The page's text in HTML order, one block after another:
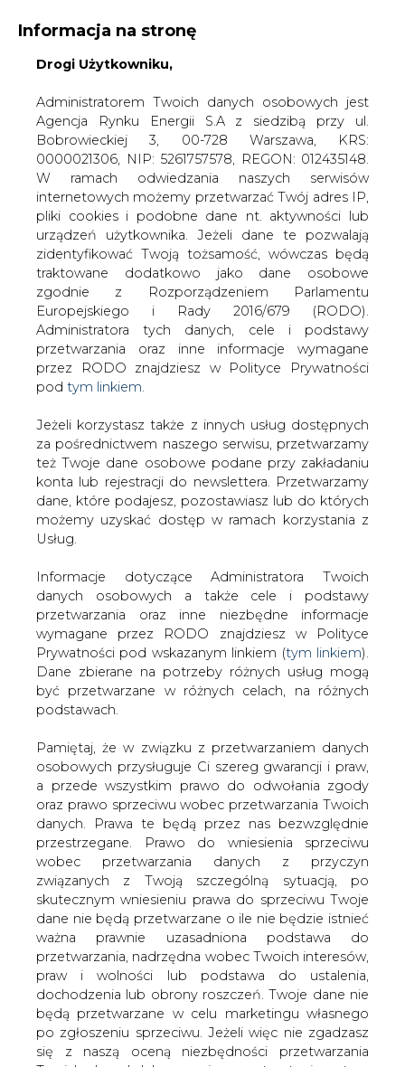
Informacja na stronę
Drogi Użytkowniku,
Administratorem Twoich danych osobowych jest
Agencja Rynku Energii S.A z siedzibą przy ul.
Bobrowieckiej 3, 00-728 Warszawa, KRS:
0000021306, NIP: 5261757578, REGON: 012435148.
W ramach odwiedzania naszych serwisów
internetowych możemy przetwarzać Twój adres IP,
pliki cookies i podobne dane nt. aktywności lub
urządzeń użytkownika. Jeżeli dane te pozwalają
zidentyfikować Twoją tożsamość, wówczas będą
traktowane dodatkowo jako dane osobowe
zgodnie z Rozporządzeniem Parlamentu
Europejskiego i Rady 2016/679 (RODO).
Administratora tych danych, cele i podstawy
przetwarzania oraz inne informacje wymagane
przez RODO znajdziesz w Polityce Prywatności
pod tym linkiem.
Jeżeli korzystasz także z innych usług dostępnych
za pośrednictwem naszego serwisu, przetwarzamy
też Twoje dane osobowe podane przy zakładaniu
konta lub rejestracji do newslettera. Przetwarzamy
dane, które podajesz, pozostawiasz lub do których
możemy uzyskać dostęp w ramach korzystania z
Usług.
Informacje dotyczące Administratora Twoich
danych osobowych a także cele i podstawy
przetwarzania oraz inne niezbędne informacje
wymagane przez RODO znajdziesz w Polityce
Prywatności pod wskazanym linkiem (tym linkiem).
Dane zbierane na potrzeby różnych usług mogą
być przetwarzane w różnych celach, na różnych
podstawach.
Pamiętaj, że w związku z przetwarzaniem danych
osobowych przysługuje Ci szereg gwarancji i praw,
a przede wszystkim prawo do odwołania zgody
oraz prawo sprzeciwu wobec przetwarzania Twoich
danych. Prawa te będą przez nas bezwzględnie
przestrzegane. Prawo do wniesienia sprzeciwu
wobec przetwarzania danych z przyczyn
związanych z Twoją szczególną sytuacją, po
skutecznym wniesieniu prawa do sprzeciwu Twoje
dane nie będą przetwarzane o ile nie będzie istnieć
ważna prawnie uzasadniona podstawa do
przetwarzania, nadrzędna wobec Twoich interesów,
praw i wolności lub podstawa do ustalenia,
dochodzenia lub obrony roszczeń. Twoje dane nie
będą przetwarzane w celu marketingu własnego
po zgłoszeniu sprzeciwu. Jeżeli więc nie zgadzasz
się z naszą oceną niezbędności przetwarzania
Strona główna / INNOWACJE I AI
Netia będzie
negocjować z PSE zakup Tel-Energo do 30 listopada
2003-11-27 00:00
drukuj
skomentuj
udostępnij
Netia będzie negocjować z PSE
zakup Tel-Energo do 30 listopada
Terminem zakończenia negocjacji
między Polskimi Sieciami
Elektroenergetycznymi (PSE) a Netią SA
dotyczących sprzedaży pakietu spółki
telekomunikacyjnej Tel-Energo jest 30
listopada, poinformowała agencję ISB
Regina Wegnerowska, rzecznik prasowy
PSE.
"30 listopada jest dniem zakończenia negocjacji PSE w
sprawie oferty Netii złożonej na zakup udziałów w spółce
Tel-Energo" - powiedziała ISB Wegnerowska.
Wegnerowska nie chciała komentować pytania o stopień
zaawansowania negocjacji.
31 października Netia, jako jedyny podmiot
zainteresowany nabyciem pakietu akcji Tel-Energo,
złożyła wstępną ofertę.
Chociaż oferta Netii w kształcie złożonym przez
operatora okazała się nie do przyjęcia dla PSE, zarząd
spółki energetycznej, pod wpływem doradcy
prywatyzacyjnego, którym jest CA IB Financial Adviser,
zdecydował o podjęciu rozmów w celu zmiany
warunków.
"Chociaż oferta Netii w obecnym kształcie, i cenowym i
strukturalnym, jest dla PSE nie do przyjęcia, to fakt, że
zarząd PSE nie odrzucił oferty może oznaczać, że chce
podjąć z Netią negocjacje w sprawie zmiany warunków" -